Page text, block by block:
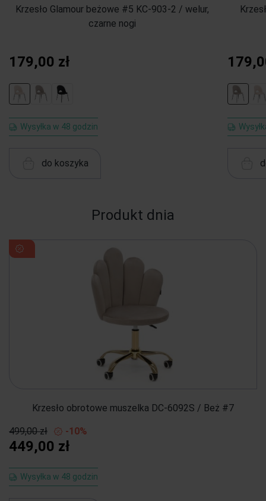
Krzesło Glamour beżowe #5 KC-903-2 / welur,
czarne nogi
179,00 zł
Wysyłka w 48 godzin
do koszyka
Produkt dnia
Krzesło obrotowe muszelka DC-6092S / Beż #7
499,00 zł -10%
449,00 zł
Wysyłka w 48 godzin